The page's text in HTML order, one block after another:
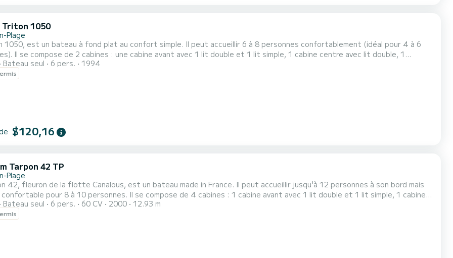
Triton 1050
Plage
1050, est un bateau à fond plat au confort simple. Il peut accueillir 6 à 8 personnes confortablement (idéal pour 4 à 6
Il se compose de 2 cabines : une cabine avant avec 1 lit double et 1 lit simple, 1 cabine centre avec lit double, 1
simple dans la coursive du bateau et une banquette convertible en couchage double dans le carré. Il est équipé d'un
Bateau seul 6 pers. 1994
$120,16
Tarpon 42 TP
Plage
42, fleuron de la flotte Canalous, est un bateau made in France. Il peut accueillir jusqu'à 12 personnes à son bord mais
à 10 personnes. Il se compose de 4 cabines : 1 cabine avant avec 1 lit double et 1 lit simple, 1 cabine
1 lit double, 1 cabine arrière bâbord double et 1 cabine arrière tribord avec 2 lits simples superposés et 1 lit simple
Bateau seul 6 pers. 60 CV 2000 12.93 m